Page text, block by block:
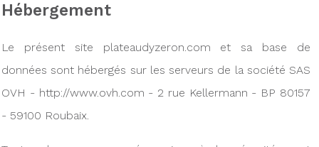
Hébergement
Le présent site plateaudyzeron.com et sa base de
données sont hébergés sur les serveurs de la société SAS
OVH - http://www.ovh.com - 2 rue Kellermann - BP 80157
- 59100 Roubaix.